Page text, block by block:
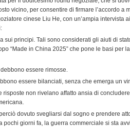
vicino, per consentire di firmare l’accordo a
cinese Liu He, con un’ampia intervista
sui principi. Tali sono considerati gli aiuti di
“Made in China 2025” che pone le basi per
essere rimosse.
essere bilanciati, senza che emerga un
risposte non rivelano affatto ansia di
dovuto svegliarsi dal sogno e prendere
pochi giorni fa, la guerra commerciale si sta